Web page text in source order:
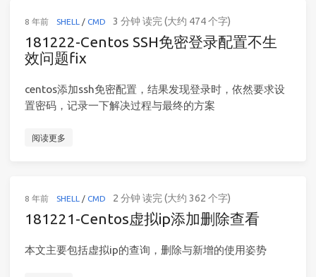
8 年前 SHELL / CMD 3 分钟 读完 (大约 474 个字)
181222-Centos SSH免密登录配置不生
效问题fix
centos添加ssh免密配置，结果发现登录时，依然要求设
置密码，记录一下解决过程与最终的方案
阅读更多
8 年前 SHELL / CMD 2 分钟 读完 (大约 362 个字)
181221-Centos虚拟ip添加删除查看
本文主要包括虚拟ip的查询，删除与新增的使用姿势